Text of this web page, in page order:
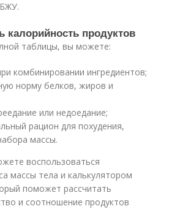
калорийность продуктов
таблицы, вы можете:
комбинировании ингредиентов;
норму белков, жиров и
или недоедание;
рацион для похудения,
массы.
воспользоваться
массы тела и калькулятором
поможет рассчитать
и соотношение продуктов